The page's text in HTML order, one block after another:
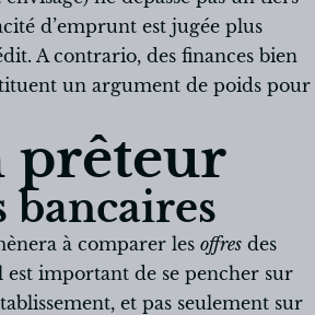
d’emprunt est jugée plus
A contrario, des finances bien
un argument de poids pour
prêteur
bancaires
à comparer les offres des
est important de se pencher sur
et pas seulement sur